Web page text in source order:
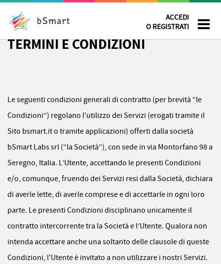
ACCEDI
O REGISTRATI
TERMINI E CONDIZIONI
Le seguenti condizioni generali di contratto (per brevità “le
Condizioni”) regolano l'utilizzo dei Servizi (erogati tramite il
Sito bsmart.it o tramite applicazioni) offerti dalla società
bSmart Labs srl (“la Società”), con sede in via Montorfano 98 a
Seregno, Italia. L’Utente, accettando le presenti Condizioni
e/o, comunque, fruendo dei Servizi resi dalla Società, dichiara
di averle lette, di averle comprese e di accettarle in ogni loro
parte. Le presenti Condizioni disciplinano unicamente il
contratto intercorrente tra la Società e l’Utente. Qualora non
intenda accettare anche una soltanto delle clausole di queste
Condizioni, l'Utente è invitato a non utilizzare i nostri Servizi.